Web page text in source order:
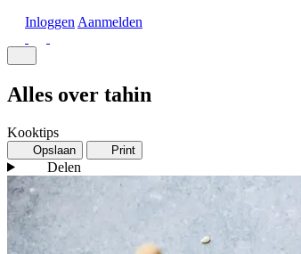
Inloggen Aanmelden
Alles over tahin
Kooktips
Opslaan Print
Delen